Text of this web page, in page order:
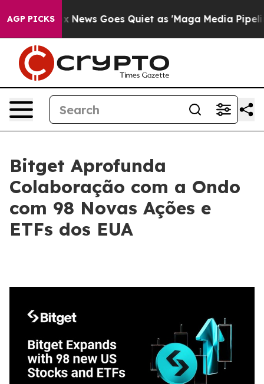
AGP PICKS
Fox News Goes Quiet as 'Maga Media Pipeline'
Bitget Aprofunda
Colaboração com a Ondo
com 98 Novas Ações e
ETFs dos EUA